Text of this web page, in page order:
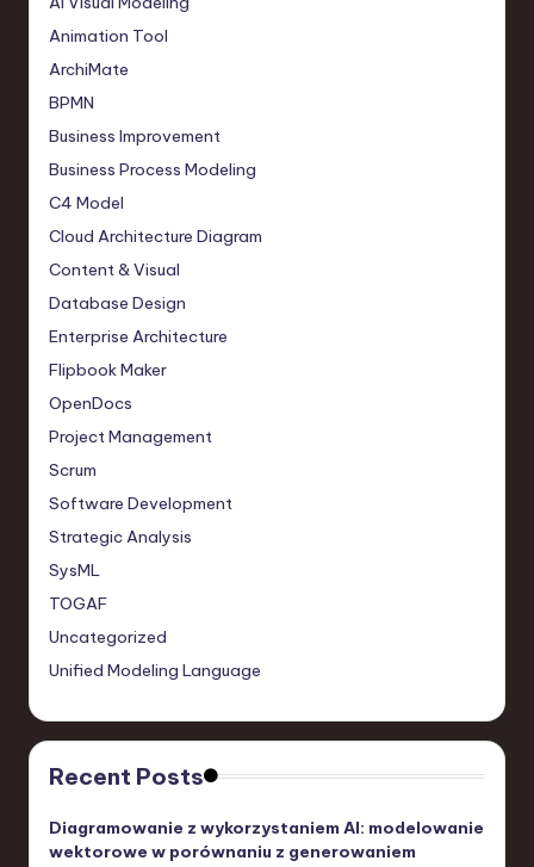
Animation Tool
ArchiMate
BPMN
Business Improvement
Business Process Modeling
C4 Model
Cloud Architecture Diagram
Content & Visual
Database Design
Enterprise Architecture
Flipbook Maker
OpenDocs
Project Management
Scrum
Software Development
Strategic Analysis
SysML
TOGAF
Uncategorized
Unified Modeling Language
Recent Posts
Diagramowanie z wykorzystaniem AI: modelowanie
wektorowe w porównaniu z generowaniem